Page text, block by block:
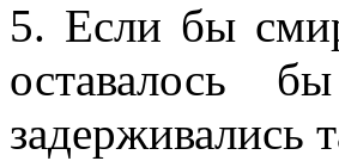
5. Если бы
оставалось
задерживались